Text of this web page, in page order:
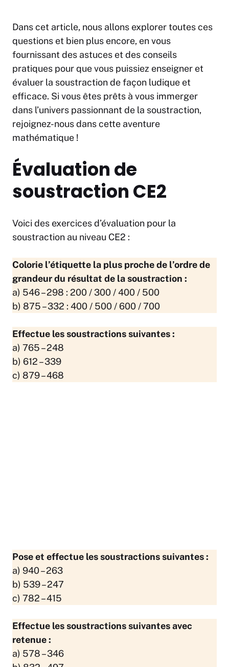
Dans cet article, nous allons explorer toutes ces
questions et bien plus encore, en vous
fournissant des astuces et des conseils
pratiques pour que vous puissiez enseigner et
évaluer la soustraction de façon ludique et
efficace. Si vous êtes prêts à vous immerger
dans l’univers passionnant de la soustraction,
rejoignez-nous dans cette aventure
mathématique !
Évaluation de
soustraction CE2
Voici des exercices d’évaluation pour la
soustraction au niveau CE2 :
Colorie l’étiquette la plus proche de l’ordre de
grandeur du résultat de la soustraction :
a) 546 – 298 : 200 / 300 / 400 / 500
b) 875 – 332 : 400 / 500 / 600 / 700
Effectue les soustractions suivantes :
a) 765 – 248
b) 612 – 339
c) 879 – 468
Pose et effectue les soustractions suivantes :
a) 940 – 263
b) 539 – 247
c) 782 – 415
Effectue les soustractions suivantes avec
retenue :
a) 578 – 346